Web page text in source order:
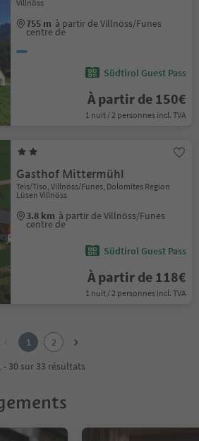
Villnöss
755 m à partir de Villnöss/Funes
centre de
Südtirol Guest Pass
À partir de 150€
1 nuit / 2 personnes incl. TVA
Gasthof Mittermühl
Teis/Tiso, Villnöss/Funes, Dolomites Region
Lüsen Villnöss
3.8 km à partir de Villnöss/Funes
centre de
Südtirol Guest Pass
À partir de 118€
1 nuit / 2 personnes incl. TVA
1
2
- 30 sur 33 résultats